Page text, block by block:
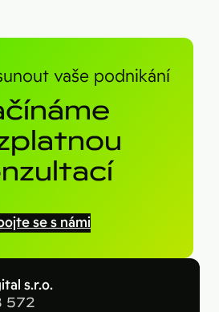
vaše podnikání
se s námi
s.r.o.
572